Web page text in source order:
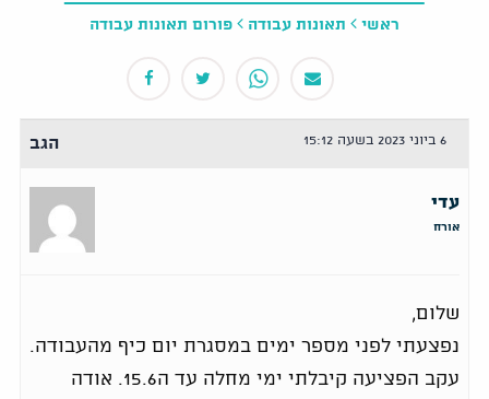
ראשי תאונות עבודה פורום תאונות עבודה
6 ביוני 2023 בשעה 15:12 הגב
עדי
אורח
שלום,
נפצעתי לפני מספר ימים במסגרת יום כיף מהעבודה.
עקב הפציעה קיבלתי ימי מחלה עד ה15.6. אודה